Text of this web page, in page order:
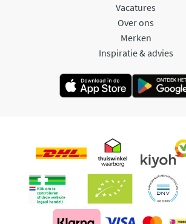
Vacatures
Over ons
Merken
Inspiratie & advies